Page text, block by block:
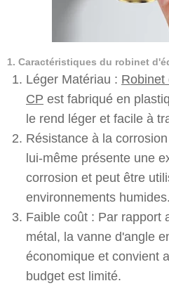
1. Caractéristiques du robinet
Léger Matériau : Robinet
CP est fabriqué en
le rend léger et facile à
Résistance à la
lui-même présente une
corrosion et peut être
environnements humides.
Faible coût : Par rapport
métal, la vanne d'angle
économique et convient
budget est limité.